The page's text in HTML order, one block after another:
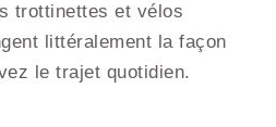
trottinettes et vélos
littéralement la façon
le trajet quotidien.